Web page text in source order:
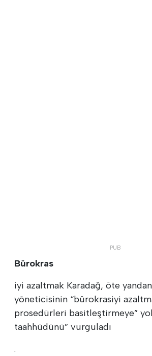
Bürokras
iyi azaltmak Karadağ, öte
yöneticisinin “bürokrasiyi
prosedürleri basitleştirmeye” yol
taahhüdünü” vurguladı
.